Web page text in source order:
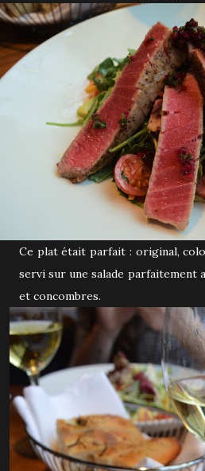
Ce plat était parfait : original,
servi sur une salade parfaitement
et concombres.